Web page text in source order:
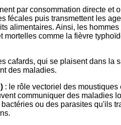
par consommation directe et
fécales puis transmettent les
alimentaires. Ainsi, les hommes
mortelles comme la fièvre
cafards, qui se plaisent dans la
des maladies.
: le rôle vectoriel des moustiques
communiquer des maladies
ou des parasites qu'ils